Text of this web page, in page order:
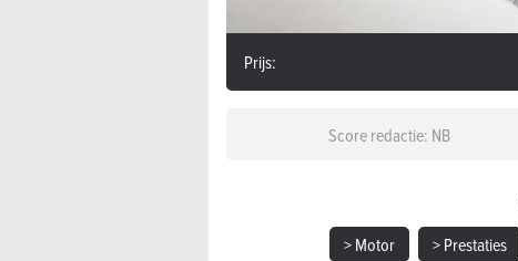
Prijs:
Score redactie: NB
> Motor > Prestaties